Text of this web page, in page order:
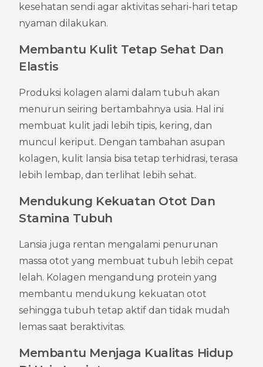
kesehatan sendi agar aktivitas sehari-hari tetap
nyaman dilakukan.
Membantu Kulit Tetap Sehat Dan
Elastis
Produksi kolagen alami dalam tubuh akan
menurun seiring bertambahnya usia. Hal ini
membuat kulit jadi lebih tipis, kering, dan
muncul keriput. Dengan tambahan asupan
kolagen, kulit lansia bisa tetap terhidrasi, terasa
lebih lembap, dan terlihat lebih sehat.
Mendukung Kekuatan Otot Dan
Stamina Tubuh
Lansia juga rentan mengalami penurunan
massa otot yang membuat tubuh lebih cepat
lelah. Kolagen mengandung protein yang
membantu mendukung kekuatan otot
sehingga tubuh tetap aktif dan tidak mudah
lemas saat beraktivitas.
Membantu Menjaga Kualitas Hidup